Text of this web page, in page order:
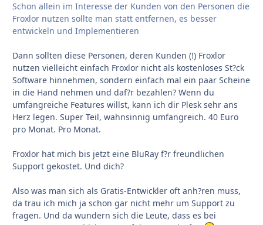
Schon allein im Interesse der Kunden von den Personen die
Froxlor nutzen sollte man statt entfernen, es besser
entwickeln und Implementieren
Dann sollten diese Personen, deren Kunden (!) Froxlor
nutzen vielleicht einfach Froxlor nicht als kostenloses St?ck
Software hinnehmen, sondern einfach mal ein paar Scheine
in die Hand nehmen und daf?r bezahlen? Wenn du
umfangreiche Features willst, kann ich dir Plesk sehr ans
Herz legen. Super Teil, wahnsinnig umfangreich. 40 Euro
pro Monat. Pro Monat.
Froxlor hat mich bis jetzt eine BluRay f?r freundlichen
Support gekostet. Und dich?
Also was man sich als Gratis-Entwickler oft anh?ren muss,
da trau ich mich ja schon gar nicht mehr um Support zu
fragen. Und da wundern sich die Leute, dass es bei